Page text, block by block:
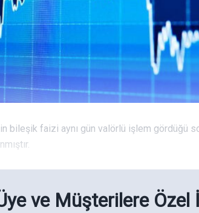
bileşik faizi aynı gün valörlü işlem gördüğü
ve Müşterilere Özel